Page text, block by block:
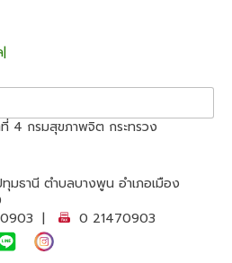
4 กรมสุขภาพจิต กระทรวง
ธานี ตำบลบางพูน อำเภอเมือง
|
0 21470903